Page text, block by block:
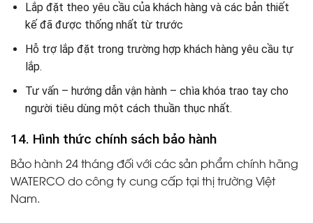
Lắp đặt theo yêu cầu của khách hàng và các bản thiết
kế đã được thống nhất từ trước
Hỗ trợ lắp đặt trong trường hợp khách hàng yêu cầu tự
lắp.
Tư vấn – hướng dẫn vận hành – chìa khóa trao tay cho
người tiêu dùng một cách thuần thục nhất.
14. Hình thức chính sách bảo hành
Bảo hành 24 tháng đối với các sản phẩm chính hãng
WATERCO do công ty cung cấp tại thị trường Việt
Nam.